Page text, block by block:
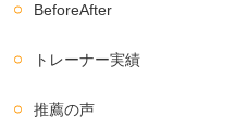
BeforeAfter
トレーナー実績
推薦の声